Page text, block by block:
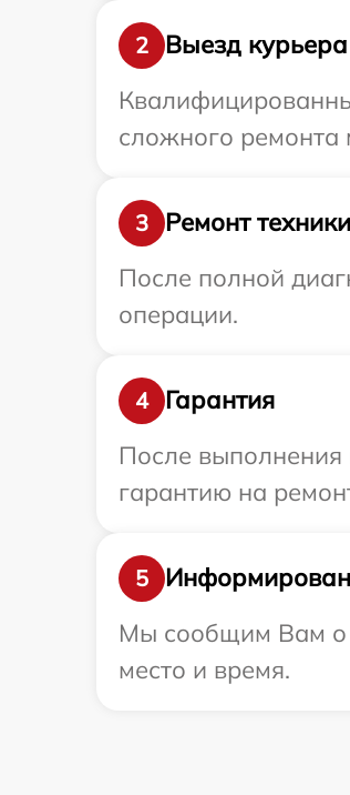
2
Выезд
сложного ремонта
3
Ремонт техники
После полной
операции.
4
Гарантия
После
гарантию на
5
Мы сообщим Вам о
место и время.